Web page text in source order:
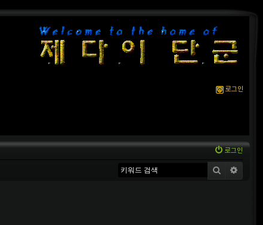
로그인
로그인
검색